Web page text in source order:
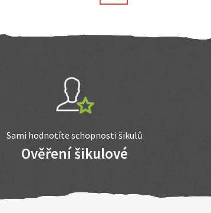
Sami hodnotíte schopnosti šikulů
Ověření šikulové